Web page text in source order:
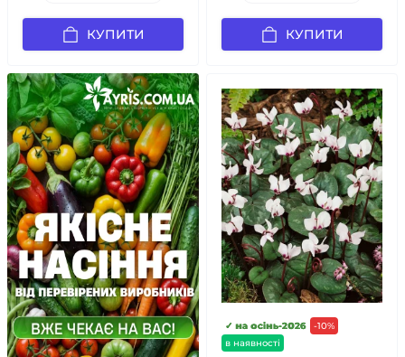
КУПИТИ КУПИТИ
-10%
в наявності
✓ на осінь-2026